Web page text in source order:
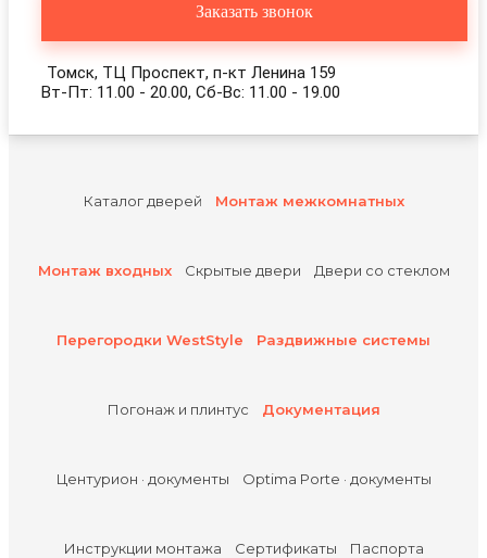
Заказать звонок
Томск, ТЦ Проспект, п-кт Ленина 159
Вт-Пт: 11.00 - 20.00, Сб-Вс: 11.00 - 19.00
Каталог дверей Монтаж межкомнатных
Монтаж входных Скрытые двери Двери со стеклом
Перегородки WestStyle Раздвижные системы
Погонаж и плинтус Документация
Центурион · документы Optima Porte · документы
Инструкции монтажа Сертификаты Паспорта